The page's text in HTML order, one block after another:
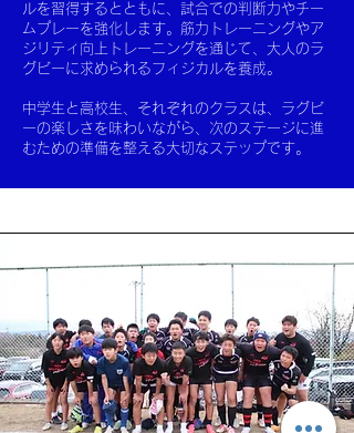
ルを習得するとともに、試合での判断力やチー
ムプレーを強化します。筋力トレーニングやア
ジリティ向上トレーニングを通じて、大人のラ
グビーに求められるフィジカルを養成。
​中学生と高校生、それぞれのクラスは、ラグビ
ーの楽しさを味わいながら、次のステージに進
むための準備を整える大切なステップです。